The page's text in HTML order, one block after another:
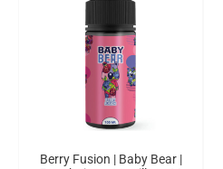
Berry Fusion | Baby Bear |